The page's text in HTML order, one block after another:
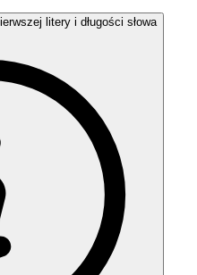
litery i długości słowa